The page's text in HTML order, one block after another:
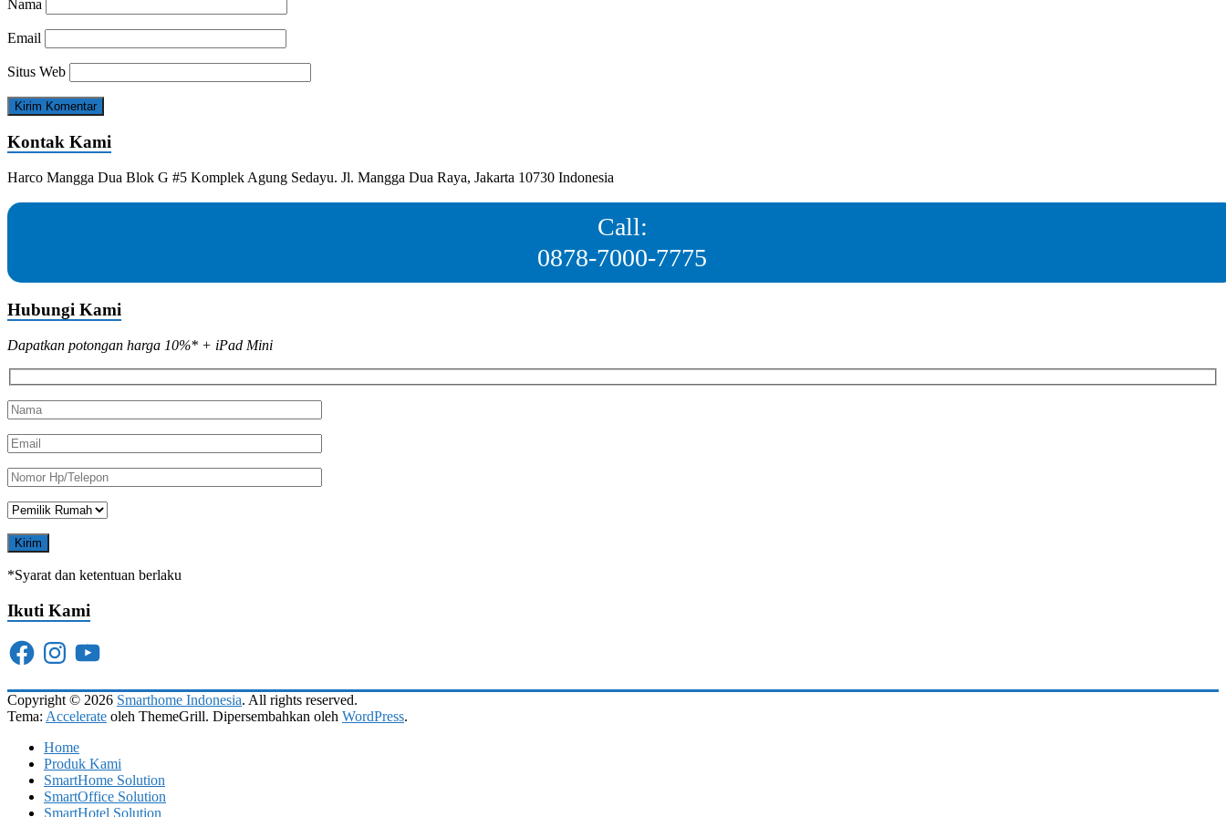
Nama
Email
Situs Web
Kontak Kami
Harco Mangga Dua Blok G #5 Komplek Agung Sedayu. Jl. Mangga Dua Raya, Jakarta 10730 Indonesia
Call:
0878-7000-7775
Hubungi Kami
Dapatkan potongan harga 10%* + iPad Mini
*Syarat dan ketentuan berlaku
Ikuti Kami
FacebookInstagramYouTube
Copyright © 2026 Smarthome Indonesia. All rights reserved.
Tema: Accelerate oleh ThemeGrill. Dipersembahkan oleh WordPress.
Home
Produk Kami
SmartHome Solution
SmartOffice Solution
SmartHotel Solution